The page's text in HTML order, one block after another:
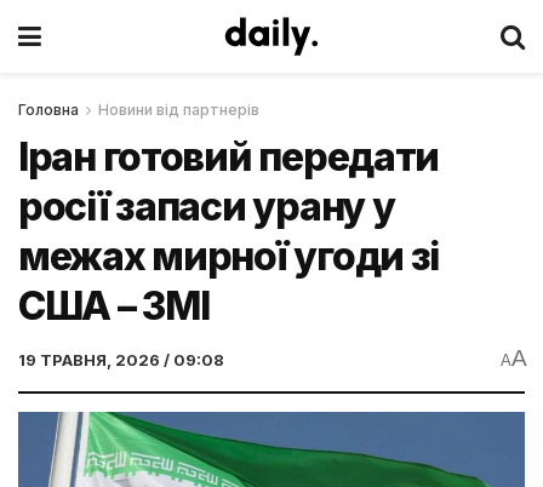
Головна Новини від партнерів
Іран готовий передати
росії запаси урану у
межах мирної угоди зі
США – ЗМІ
19 ТРАВНЯ, 2026 / 09:08 AA